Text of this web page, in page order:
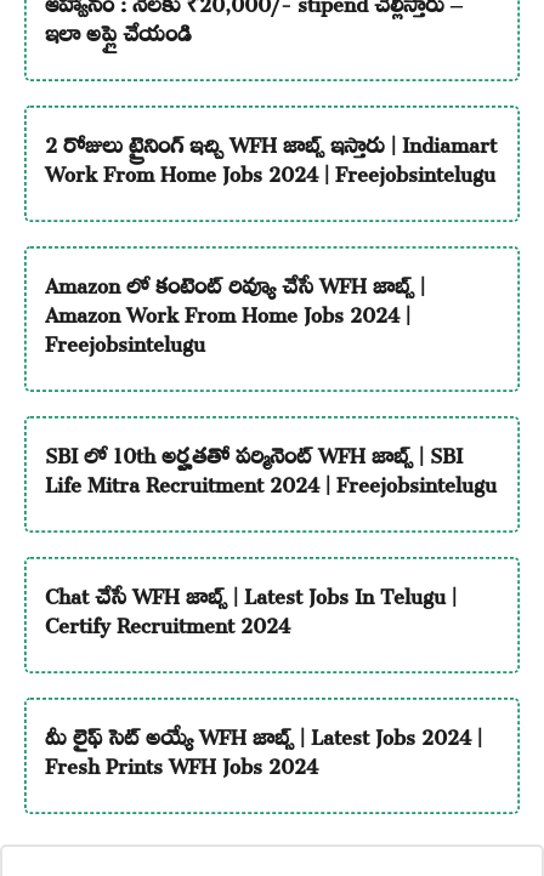
ఇలా అప్లై చేయండి
2 రోజులు ట్రైనింగ్ ఇచ్చి WFH జాబ్స్ ఇస్తారు | Indiamart
Work From Home Jobs 2024 | Freejobsintelugu
Amazon లో కంటెంట్ రివ్యూ చేసే WFH జాబ్స్ |
Amazon Work From Home Jobs 2024 |
Freejobsintelugu
SBI లో 10th అర్హతతో పర్మినెంట్ WFH జాబ్స్ | SBI
Life Mitra Recruitment 2024 | Freejobsintelugu
Chat చేసే WFH జాబ్స్ | Latest Jobs In Telugu |
Certify Recruitment 2024
మీ లైఫ్ సెట్ అయ్యే WFH జాబ్స్ | Latest Jobs 2024 |
Fresh Prints WFH Jobs 2024